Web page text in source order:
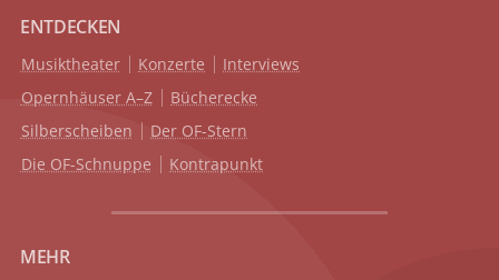
ENTDECKEN
Musiktheater Konzerte
Interviews
Opernhäuser A–Z
Bücherecke
Silberscheiben
Der OF-Stern
Die OF-Schnuppe
Kontrapunkt
MEHR